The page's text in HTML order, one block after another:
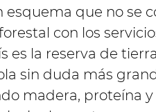
que no se
con los
es la reserva de
sin duda más
madera, proteína